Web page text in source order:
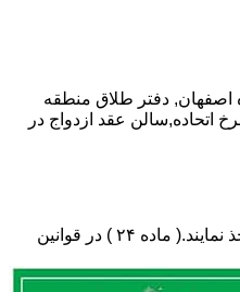
دفتر طلاق منطقه
اتحاده,سالن عقد ازدواج در
دفتر طلاق،باید در ثبت طلاق گواهی عدم امکان سازش (مخصوص طلاق توافقی و یا طلاق به تقاضای مرد ) و لازم ضروری حکم دادگاه (در طلاق به تقاضای زن ) را مطالبه و اخذ نمایند.( ماده ۲۴ ) در قوانین